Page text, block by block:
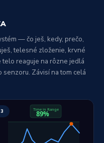
— čo ješ, kedy, prečo,
telesné zloženie, krvné
reaguje na rôzne jedlá
Závisí na tom celá
Time in Range
89%